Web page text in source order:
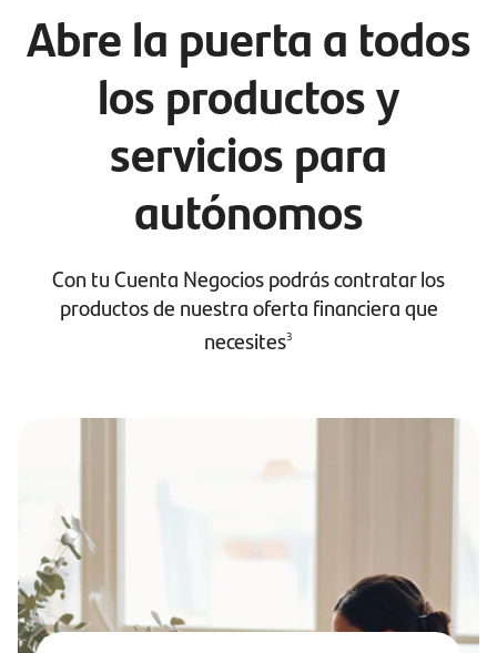
Abre la puerta a todos
los productos y
servicios para
autónomos
Con tu Cuenta Negocios podrás contratar los
productos de nuestra oferta financiera que
necesites3